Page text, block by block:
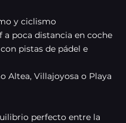
y ciclismo
poca distancia en coche
pistas de pádel e
Altea, Villajoyosa o Playa
perfecto entre la